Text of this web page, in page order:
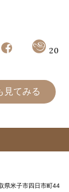
20
見てみる
県米子市四日市町44